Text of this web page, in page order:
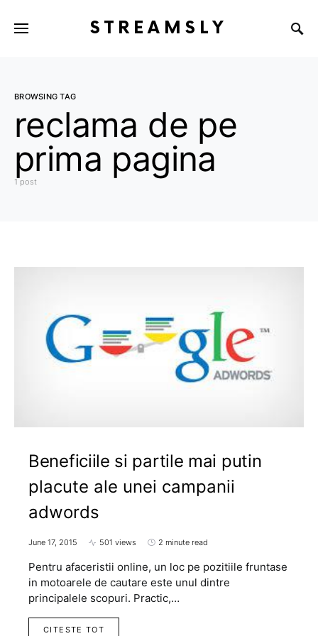
STREAMSLY
BROWSING TAG
reclama de pe
prima pagina
1 post
Beneficiile si partile mai putin
placute ale unei campanii
adwords
June 17, 2015 501 views 2 minute read
Pentru afaceristii online, un loc pe pozitiile fruntase
in motoarele de cautare este unul dintre
principalele scopuri. Practic,…
CITESTE TOT